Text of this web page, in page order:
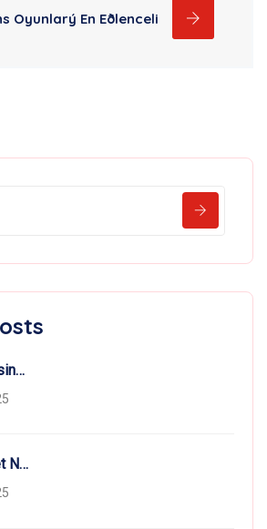
Oyunlarý En Eðlenceli
5 Tips Oven I Casino World Football Stars Købet At Hygge I Kraft Af Bingo Tilslutte
Pay By The Mrbet No Deposit Bonus Cellular Gambling Enterprise Sites